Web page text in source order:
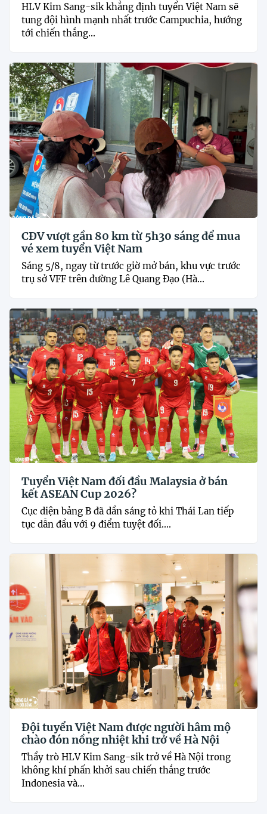
HLV Kim Sang-sik khẳng định tuyển Việt Nam sẽ
tung đội hình mạnh nhất trước Campuchia, hướng
tới chiến thắng...
CĐV vượt gần 80 km từ 5h30 sáng để mua
vé xem tuyển Việt Nam
Sáng 5/8, ngay từ trước giờ mở bán, khu vực trước
trụ sở VFF trên đường Lê Quang Đạo (Hà...
Tuyển Việt Nam đối đầu Malaysia ở bán
kết ASEAN Cup 2026?
Cục diện bảng B đã dần sáng tỏ khi Thái Lan tiếp
tục dẫn đầu với 9 điểm tuyệt đối....
Đội tuyển Việt Nam được người hâm mộ
chào đón nồng nhiệt khi trở về Hà Nội
Thầy trò HLV Kim Sang-sik trở về Hà Nội trong
không khí phấn khởi sau chiến thắng trước
Indonesia và...